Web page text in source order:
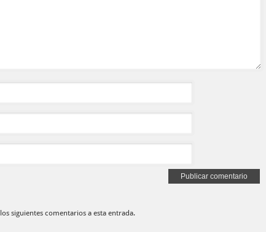
siguientes comentarios a esta entrada.